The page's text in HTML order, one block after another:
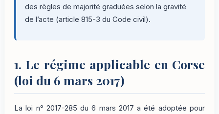
des règles de majorité graduées selon la gravité
de l’acte (article 815-3 du Code civil).
1. Le régime applicable en Corse
(loi du 6 mars 2017)
La loi n° 2017-285 du 6 mars 2017 a été adoptée pour